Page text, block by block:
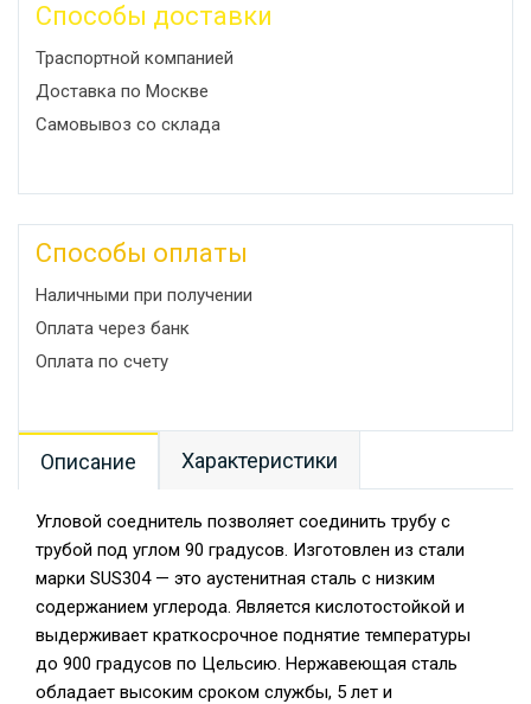
Способы доставки
Траспортной компанией
Доставка по Москве
Самовывоз со склада
Способы оплаты
Наличными при получении
Оплата через банк
Оплата по счету
Описание Характеристики
Угловой соеднитель позволяет соединить трубу с
трубой под углом 90 градусов. Изготовлен из стали
марки SUS304 — это аустенитная сталь с низким
содержанием углерода. Является кислотостойкой и
выдерживает краткосрочное поднятие температуры
до 900 градусов по Цельсию. Нержавеющая сталь
обладает высоким сроком службы, 5 лет и